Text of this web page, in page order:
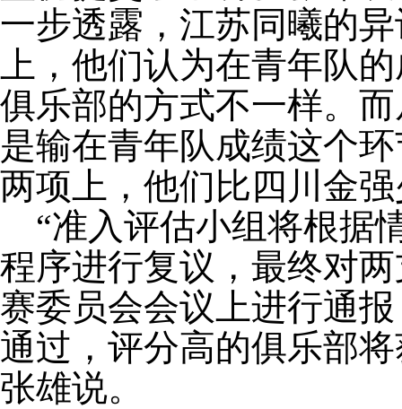
一步透露，江苏同曦的
上，他们认为在青年队
俱乐部的方式不一样。
是输在青年队成绩这个
两项上，他们比四川金
“准入评估小组将根据
程序进行复议，最终对
赛委员会会议上进行通
通过，评分高的俱乐部
张雄说。